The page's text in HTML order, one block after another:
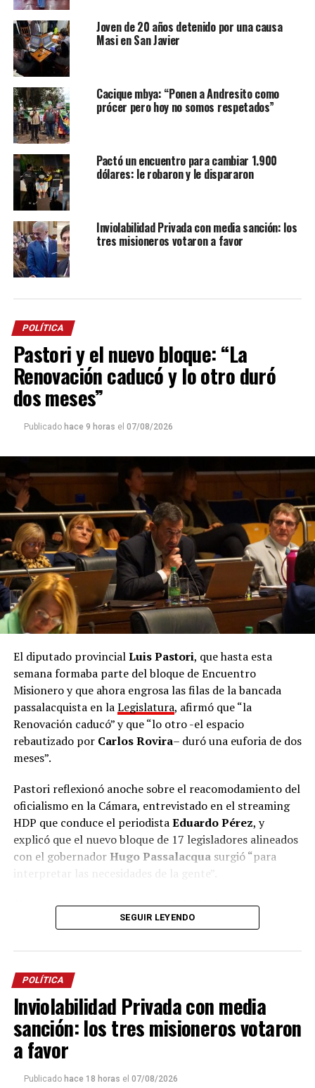
Joven de 20 años detenido por una causa
Masi en San Javier
Cacique mbya: “Ponen a Andresito como
prócer pero hoy no somos respetados”
Pactó un encuentro para cambiar 1.900
dólares: le robaron y le dispararon
Inviolabilidad Privada con media sanción: los
tres misioneros votaron a favor
POLÍTICA
Pastori y el nuevo bloque: “La
Renovación caducó y lo otro duró
dos meses”
Publicado hace 9 horas el 07/08/2026
El diputado provincialLuis Pastori, que hasta esta
semana formaba parte del bloque de Encuentro
Misionero y que ahora engrosa las filas de la bancada
passalacquista en laLegislatura, afirmó que “la
Renovación caducó” y que “lo otro -el espacio
rebautizado por Carlos Rovira– duró una euforia de dos
meses”.
Pastori reflexionó anoche sobre el reacomodamiento del
oficialismo en la Cámara, entrevistado en el streaming
HDP que conduce el periodistaEduardo Pérez, y
explicó que el nuevo bloque de 17 legisladores alineados
con el gobernadorHugo Passalacquasurgió “para
interpretar las necesidades de la gente”.
“La política tiene la responsabilidad de interpretar la
necesidad de la gente y transformarla en soluciones”,
pierde esa capacidad de interpretar lo que necesita la
gente, la única obligación que tiene es cambiar de
política”.
Dijo que “eso se vio con la victoria de Javier Milei en
2023” y es lo que “venimos viendo ahora en Misiones”:
“Cuando un esquema político pierde la capacidad de
SEGUIR LEYENDO
POLÍTICA
Inviolabilidad Privada con media
sanción: los tres misioneros votaron
a favor
Publicado hace 18 horas el 07/08/2026